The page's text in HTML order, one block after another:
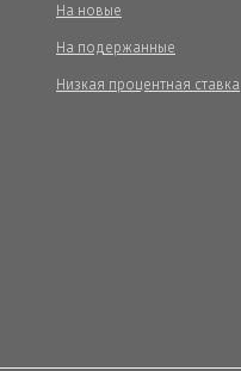
На новые
На подержанные
Низкая процентная ставка